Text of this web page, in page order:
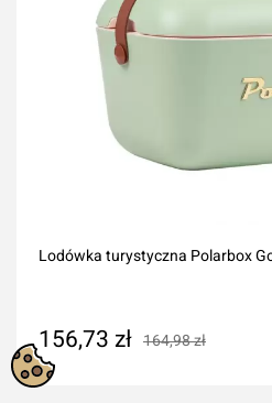
Lodówka turystyczna Polarbox
156,73 zł 164,98 zł